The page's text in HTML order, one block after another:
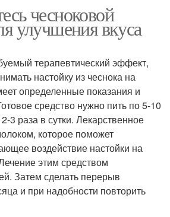
чесноковой
улучшения вкуса
терапевтический эффект,
настойку из чеснока на
определенные показания и
средство нужно пить по 5-10
3 раза в сутки. Лекарственное
которое поможет
воздействие настойки на
этим средством
Затем сделать перерыв
и при надобности повторить